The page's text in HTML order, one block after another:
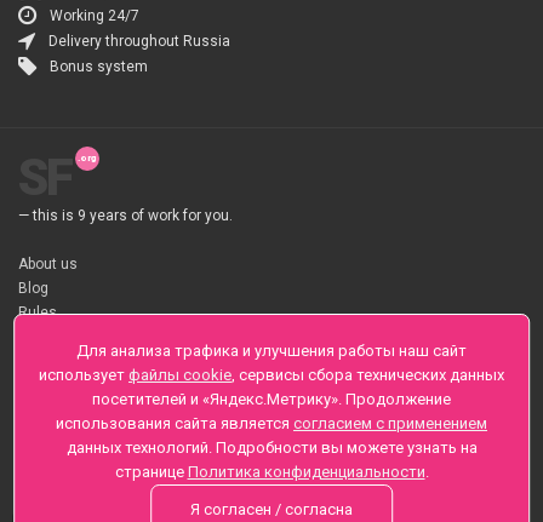
Working 24/7
Delivery throughout Russia
Bonus system
— this is 9 years of work for you.
About us
Blog
Rules
About flower Delivery
Payment
Telegramm
Sankt-Peterburg, Zaozernaya 6
+7 (812) 425-01-16
Questions? Call 24 hours
Для анализа трафика и улучшения работы наш сайт
использует файлы cookie, сервисы сбора технических данных
посетителей и «Яндекс.Метрику». Продолжение
использования сайта является согласием с применением
данных технологий. Подробности вы можете узнать на
странице Политика конфиденциальности.
Я согласен / согласна